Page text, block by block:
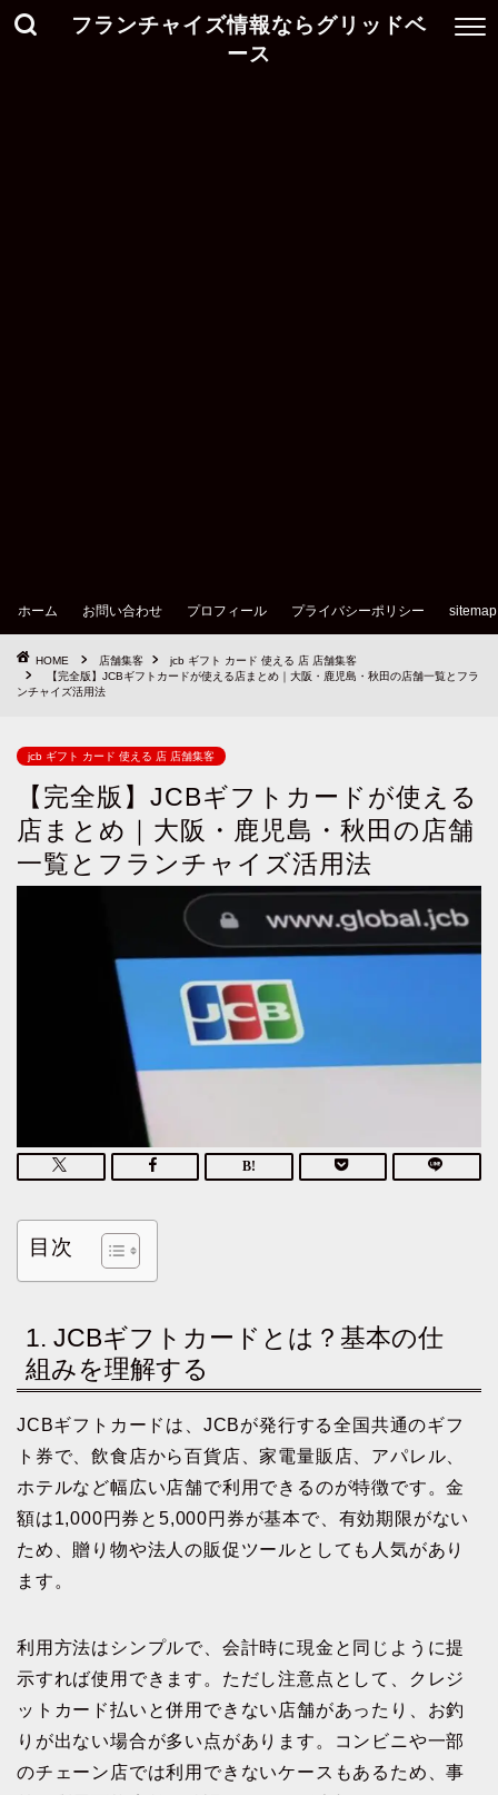
フランチャイズ情報ならグリッドベ
ース
ホーム お問い合わせ プロフィール プライバシーポリシー sitemap
HOME 店舗集客
jcb ギフト カード 使える 店 店舗集客
【完全版】JCBギフトカードが使える店まとめ｜大阪・鹿児島・秋田の店舗一覧とフラ
ンチャイズ活用法
jcb ギフト カード 使える 店 店舗集客
【完全版】JCBギフトカードが使える
店まとめ｜大阪・鹿児島・秋田の店舗
一覧とフランチャイズ活用法
目次
1. JCBギフトカードとは？基本の仕
組みを理解する
JCBギフトカードは、JCBが発行する全国共通のギフ
ト券で、飲食店から百貨店、家電量販店、アパレル、
ホテルなど幅広い店舗で利用できるのが特徴です。金
額は1,000円券と5,000円券が基本で、有効期限がない
ため、贈り物や法人の販促ツールとしても人気があり
ます。
利用方法はシンプルで、会計時に現金と同じように提
示すれば使用できます。ただし注意点として、クレジ
ットカード払いと併用できない店舗があったり、お釣
りが出ない場合が多い点があります。コンビニや一部
のチェーン店では利用できないケースもあるため、事